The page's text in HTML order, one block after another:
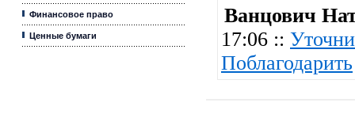
Финансовое право
Ценные бумаги
Ванцович
17:06 ::
Поблагодарить